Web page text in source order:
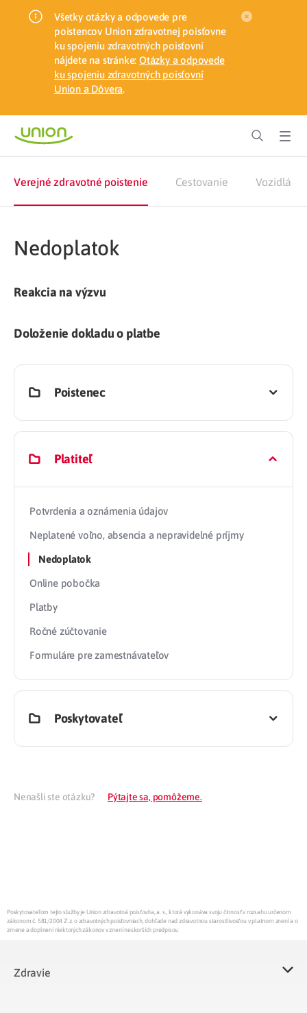
Všetky otázky a odpovede pre
poistencov Union zdravotnej poisťovne
ku spojeniu zdravotných poisťovní
nájdete na stránke: Otázky a odpovede
ku spojeniu zdravotných poisťovní
Union a Dôvera.
Cestovanie
Verejné zdravotné poistenie Vozidlá
Nedoplatok
Reakcia na výzvu
Doloženie dokladu o platbe
Poistenec
Platiteľ
Potvrdenia a oznámenia údajov
Neplatené voľno, absencia a nepravidelné príjmy
Nedoplatok
Online pobočka
Platby
Ročné zúčtovanie
Formuláre pre zamestnávateľov
Poskytovateľ
Nenašli ste otázku? Pýtajte sa, pomôžeme.
Poskytovateľom tejto služby je Union zdravotná poisťovňa, a. s., ktorá vykonáva svoju činnosť v rozsahu určenom
zákonom č. 581/2004 Z.z. o zdravotných poisťovniach, dohľade nad zdravotnou starostlivosťou v platnom znení a o
zmene a doplnení niektorých zákonov v znení neskorších predpisov.
Zdravie